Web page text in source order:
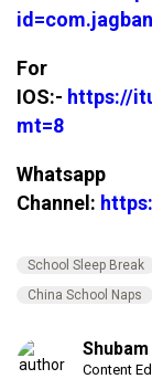
For
IOS:- https://
mt=8
Whatsapp
Channel:
School Sleep Break
China School Naps
Content